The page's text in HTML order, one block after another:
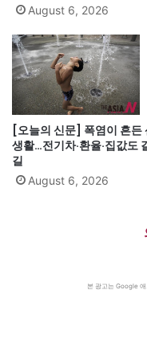
August 6, 2026
[오늘의 신문] 폭염이 흔든
생활…전기차·환율·집값도
길
August 6, 2026
본 광고는 Google